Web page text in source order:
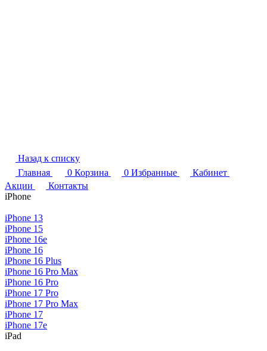
Назад к списку
Главная
0 Корзина 0 Избранные
Кабинет
Акции
Контакты
iPhone
iPhone 13
iPhone 15
iPhone 16e
iPhone 16
iPhone 16 Plus
iPhone 16 Pro Max
iPhone 16 Pro
iPhone 17 Pro
iPhone 17 Pro Max
iPhone 17
iPhone 17e
iPad